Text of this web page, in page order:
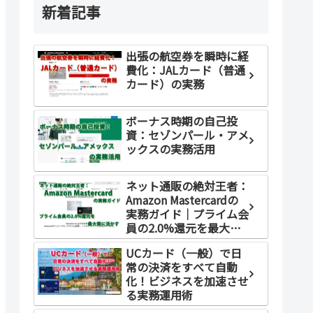
新着記事
出張の航空券を瞬時に経
費化：JALカード（普通
カード）の実務
ボーナス時期の自己投
資：セゾンパール・アメ
ックスの実務活用
ネット通販の絶対王者：
Amazon Mastercardの
実務ガイド｜プライム会
員の2.0%還元を最大限
に活かす
UCカード（一般）で日
常の決済をすべて自動
化！ビジネスを加速させ
る実務運用術